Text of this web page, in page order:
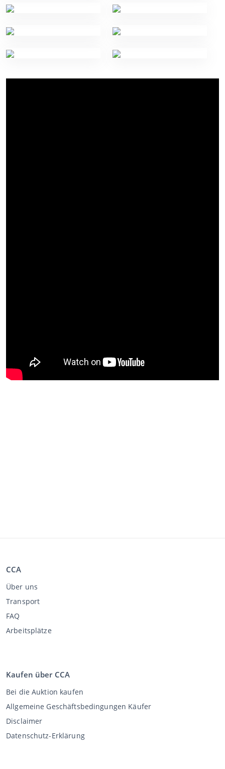
CCA
Über uns
Transport
FAQ
Arbeitsplätze
Kaufen über CCA
Bei die Auktion kaufen
Allgemeine Geschäftsbedingungen Käufer
Disclaimer
Datenschutz-Erklärung